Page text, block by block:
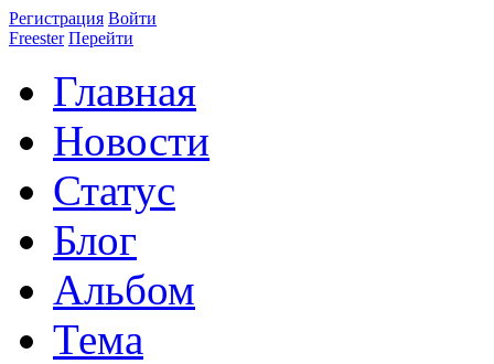
Регистрация Войти
Freester Перейти
Главная
Новости
Статус
Блог
Альбом
Тема